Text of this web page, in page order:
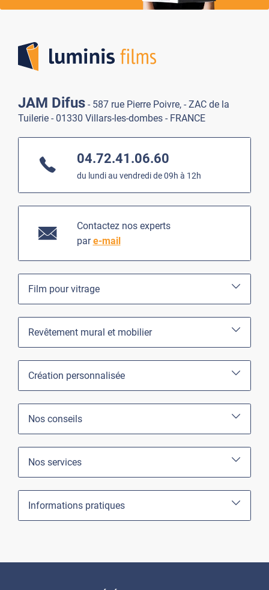
JAM Difus - 587 rue Pierre Poivre, - ZAC de la
Tuilerie - 01330 Villars-les-dombes - FRANCE
04.72.41.06.60
du lundi au vendredi de 09h à 12h
Contactez nos experts
pare-mail
Film pour vitrage
Revêtement mural et mobilier
Création personnalisée
Nos conseils
Nos services
Informations pratiques